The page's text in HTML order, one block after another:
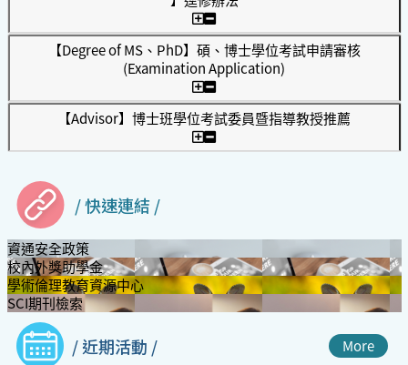
【Degree of MS、PhD】碩、博士學位考試申請審核
(Examination Application)
【Advisor】博士班學位考試委員暨指導教授推薦
/ 快速連結 /
資通安全政策
校內外獎助學金
學術倫理教育資源中心
SCI期刊檢索
/ 近期活動 / More